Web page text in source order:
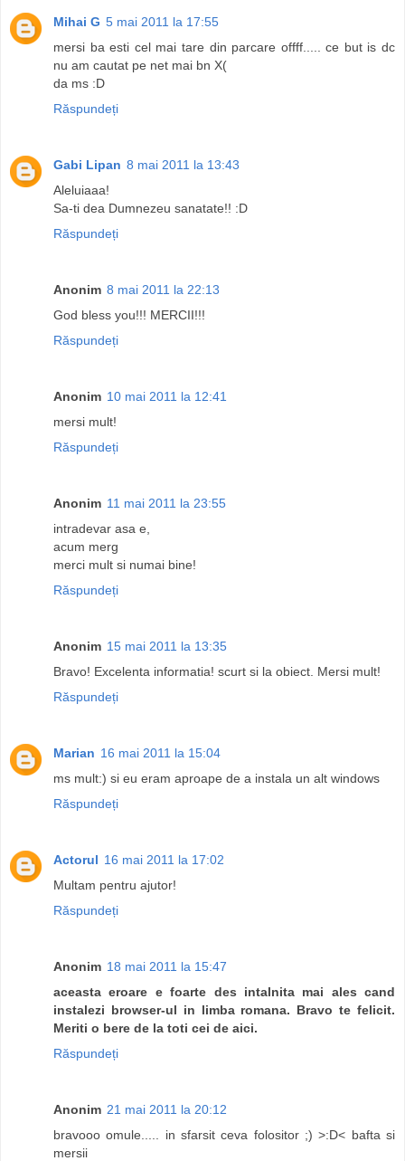
Mihai G 5 mai 2011 la 17:55
mersi ba esti cel mai tare din parcare offff..... ce but is dc
nu am cautat pe net mai bn X(
da ms :D
Răspundeți
Gabi Lipan 8 mai 2011 la 13:43
Aleluiaaa!
Sa-ti dea Dumnezeu sanatate!! :D
Răspundeți
Anonim 8 mai 2011 la 22:13
God bless you!!! MERCII!!!
Răspundeți
Anonim 10 mai 2011 la 12:41
mersi mult!
Răspundeți
Anonim 11 mai 2011 la 23:55
intradevar asa e,
acum merg
merci mult si numai bine!
Răspundeți
Anonim 15 mai 2011 la 13:35
Bravo! Excelenta informatia! scurt si la obiect. Mersi mult!
Răspundeți
Marian 16 mai 2011 la 15:04
ms mult:) si eu eram aproape de a instala un alt windows
Răspundeți
Actorul 16 mai 2011 la 17:02
Multam pentru ajutor!
Răspundeți
Anonim 18 mai 2011 la 15:47
aceasta eroare e foarte des intalnita mai ales cand
instalezi browser-ul in limba romana. Bravo te felicit.
Meriti o bere de la toti cei de aici.
Răspundeți
Anonim 21 mai 2011 la 20:12
bravooo omule..... in sfarsit ceva folositor ;) >:D< bafta si
mersii